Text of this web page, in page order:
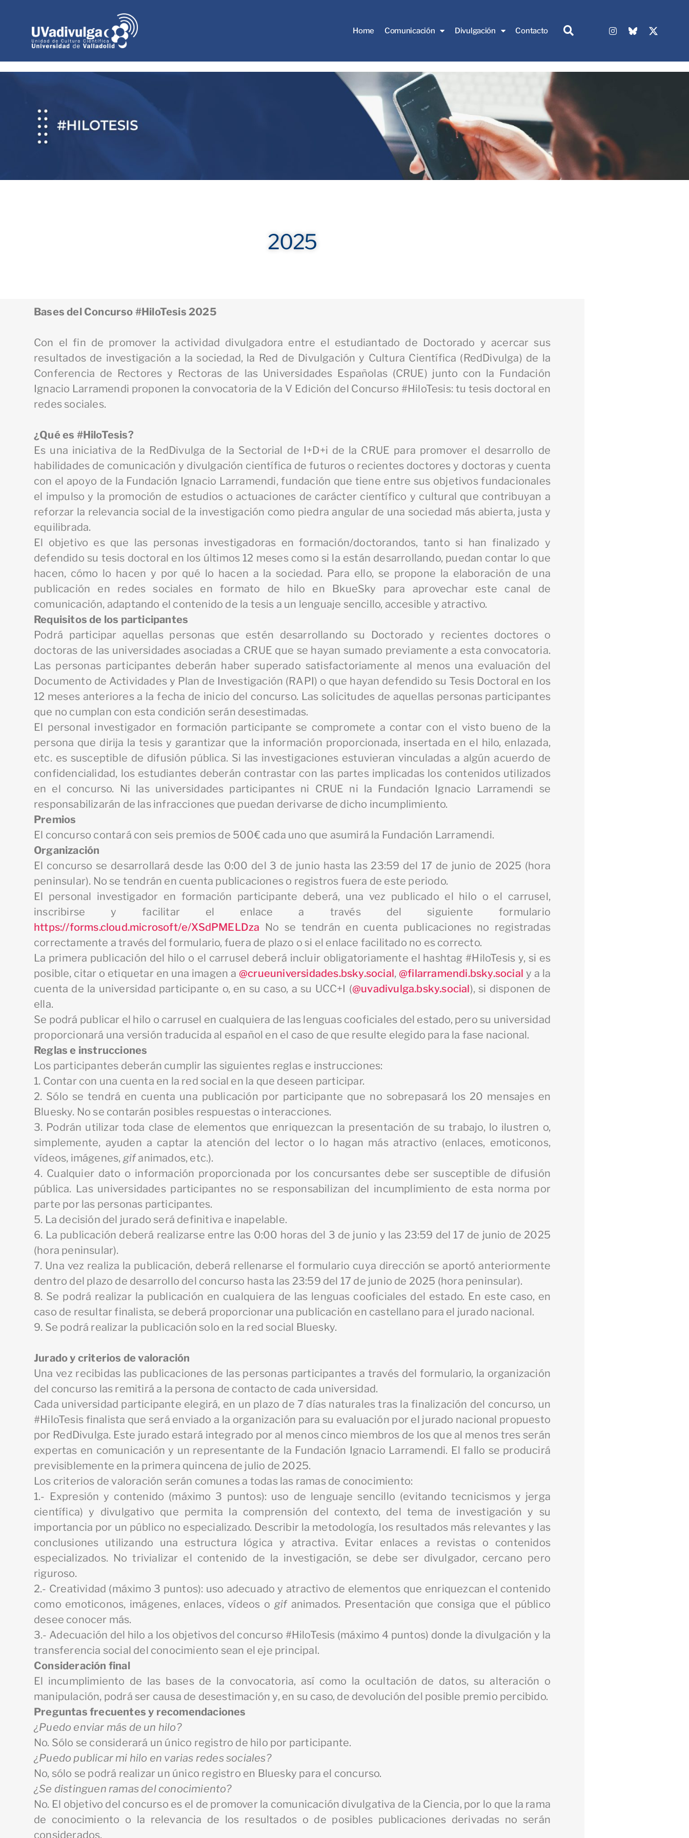
Home Comunicación Divulgación Contacto
2025
Bases del Concurso #HiloTesis 2025
Con el fin de promover la actividad divulgadora entre el estudiantado de Doctorado y acercar sus
resultados de investigación a la sociedad, la Red de Divulgación y Cultura Científica (RedDivulga) de la
Conferencia de Rectores y Rectoras de las Universidades Españolas (CRUE) junto con la Fundación
Ignacio Larramendi proponen la convocatoria de la V Edición del Concurso #HiloTesis: tu tesis doctoral en
redes sociales.
¿Qué es #HiloTesis?
Es una iniciativa de la RedDivulga de la Sectorial de I+D+i de la CRUE para promover el desarrollo de
habilidades de comunicación y divulgación científica de futuros o recientes doctores y doctoras y cuenta
con el apoyo de la Fundación Ignacio Larramendi, fundación que tiene entre sus objetivos fundacionales
el impulso y la promoción de estudios o actuaciones de carácter científico y cultural que contribuyan a
reforzar la relevancia social de la investigación como piedra angular de una sociedad más abierta, justa y
equilibrada.
El objetivo es que las personas investigadoras en formación/doctorandos, tanto si han finalizado y
defendido su tesis doctoral en los últimos 12 meses como si la están desarrollando, puedan contar lo que
hacen, cómo lo hacen y por qué lo hacen a la sociedad. Para ello, se propone la elaboración de una
publicación en redes sociales en formato de hilo en BkueSky para aprovechar este canal de
comunicación, adaptando el contenido de la tesis a un lenguaje sencillo, accesible y atractivo.
Requisitos de los participantes
Podrá participar aquellas personas que estén desarrollando su Doctorado y recientes doctores o
doctoras de las universidades asociadas a CRUE que se hayan sumado previamente a esta convocatoria.
Las personas participantes deberán haber superado satisfactoriamente al menos una evaluación del
Documento de Actividades y Plan de Investigación (RAPI) o que hayan defendido su Tesis Doctoral en los
12 meses anteriores a la fecha de inicio del concurso. Las solicitudes de aquellas personas participantes
que no cumplan con esta condición serán desestimadas.
El personal investigador en formación participante se compromete a contar con el visto bueno de la
persona que dirija la tesis y garantizar que la información proporcionada, insertada en el hilo, enlazada,
etc. es susceptible de difusión pública. Si las investigaciones estuvieran vinculadas a algún acuerdo de
confidencialidad, los estudiantes deberán contrastar con las partes implicadas los contenidos utilizados
en el concurso. Ni las universidades participantes ni CRUE ni la Fundación Ignacio Larramendi se
responsabilizarán de las infracciones que puedan derivarse de dicho incumplimiento.
Premios
El concurso contará con seis premios de 500€ cada uno que asumirá la Fundación Larramendi.
Organización
El concurso se desarrollará desde las 0:00 del 3 de junio hasta las 23:59 del 17 de junio de 2025 (hora
peninsular). No se tendrán en cuenta publicaciones o registros fuera de este periodo.
El personal investigador en formación participante deberá, una vez publicado el hilo o el carrusel,
inscribirse y facilitar el enlace a través del siguiente formulario
https://forms.cloud.microsoft/e/XSdPMELDza No se tendrán en cuenta publicaciones no registradas
correctamente a través del formulario, fuera de plazo o si el enlace facilitado no es correcto.
La primera publicación del hilo o el carrusel deberá incluir obligatoriamente el hashtag #HiloTesis y, si es
posible, citar o etiquetar en una imagen a @crueuniversidades.bsky.social, @filarramendi.bsky.social y a la
cuenta de la universidad participante o, en su caso, a su UCC+I (@uvadivulga.bsky.social), si disponen de
ella.
Se podrá publicar el hilo o carrusel en cualquiera de las lenguas cooficiales del estado, pero su universidad
proporcionará una versión traducida al español en el caso de que resulte elegido para la fase nacional.
Reglas e instrucciones
Los participantes deberán cumplir las siguientes reglas e instrucciones:
1. Contar con una cuenta en la red social en la que deseen participar.
2. Sólo se tendrá en cuenta una publicación por participante que no sobrepasará los 20 mensajes en
Bluesky. No se contarán posibles respuestas o interacciones.
3. Podrán utilizar toda clase de elementos que enriquezcan la presentación de su trabajo, lo ilustren o,
simplemente, ayuden a captar la atención del lector o lo hagan más atractivo (enlaces, emoticonos,
vídeos, imágenes, gifanimados, etc.).
4. Cualquier dato o información proporcionada por los concursantes debe ser susceptible de difusión
pública. Las universidades participantes no se responsabilizan del incumplimiento de esta norma por
parte por las personas participantes.
5. La decisión del jurado será definitiva e inapelable.
6. La publicación deberá realizarse entre las 0:00 horas del 3 de junio y las 23:59 del 17 de junio de 2025
(hora peninsular).
7. Una vez realiza la publicación, deberá rellenarse el formulario cuya dirección se aportó anteriormente
dentro del plazo de desarrollo del concurso hasta las 23:59 del 17 de junio de 2025 (hora peninsular).
8. Se podrá realizar la publicación en cualquiera de las lenguas cooficiales del estado. En este caso, en
caso de resultar finalista, se deberá proporcionar una publicación en castellano para el jurado nacional.
9. Se podrá realizar la publicación solo en la red social Bluesky.
Jurado y criterios de valoración
Una vez recibidas las publicaciones de las personas participantes a través del formulario, la organización
del concurso las remitirá a la persona de contacto de cada universidad.
Cada universidad participante elegirá, en un plazo de 7 días naturales tras la finalización del concurso, un
#HiloTesis finalista que será enviado a la organización para su evaluación por el jurado nacional propuesto
por RedDivulga. Este jurado estará integrado por al menos cinco miembros de los que al menos tres serán
expertas en comunicación y un representante de la Fundación Ignacio Larramendi. El fallo se producirá
previsiblemente en la primera quincena de julio de 2025.
Los criterios de valoración serán comunes a todas las ramas de conocimiento:
1.- Expresión y contenido (máximo 3 puntos): uso de lenguaje sencillo (evitando tecnicismos y jerga
científica) y divulgativo que permita la comprensión del contexto, del tema de investigación y su
importancia por un público no especializado. Describir la metodología, los resultados más relevantes y las
conclusiones utilizando una estructura lógica y atractiva. Evitar enlaces a revistas o contenidos
especializados. No trivializar el contenido de la investigación, se debe ser divulgador, cercano pero
riguroso.
2.- Creatividad (máximo 3 puntos): uso adecuado y atractivo de elementos que enriquezcan el contenido
como emoticonos, imágenes, enlaces, vídeos o gifanimados. Presentación que consiga que el público
desee conocer más.
3.- Adecuación del hilo a los objetivos del concurso #HiloTesis (máximo 4 puntos) donde la divulgación y la
transferencia social del conocimiento sean el eje principal.
Consideración final
El incumplimiento de las bases de la convocatoria, así como la ocultación de datos, su alteración o
manipulación, podrá ser causa de desestimación y, en su caso, de devolución del posible premio percibido.
Preguntas frecuentes y recomendaciones
¿Puedo enviar más de un hilo?
No. Sólo se considerará un único registro de hilo por participante.
¿Puedo publicar mi hilo en varias redes sociales?
No, sólo se podrá realizar un único registro en Bluesky para el concurso.
¿Se distinguen ramas del conocimiento?
No. El objetivo del concurso es el de promover la comunicación divulgativa de la Ciencia, por lo que la rama
de conocimiento o la relevancia de los resultados o de posibles publicaciones derivadas no serán
considerados.